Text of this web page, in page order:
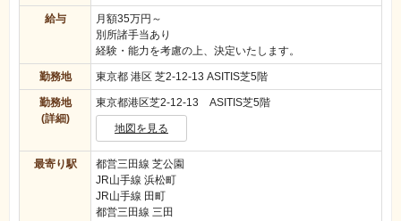
給与
月額35万円～
別所諸手当あり
経験・能力を考慮の上、決定いたします。
勤務地 東京都 港区 芝2-12-13 ASITIS芝5階
勤務地
(詳細)
東京都港区芝2-12-13 ASITIS芝5階
地図を見る
最寄り駅
都営三田線 芝公園
JR山手線 浜松町
JR山手線 田町
都営三田線 三田